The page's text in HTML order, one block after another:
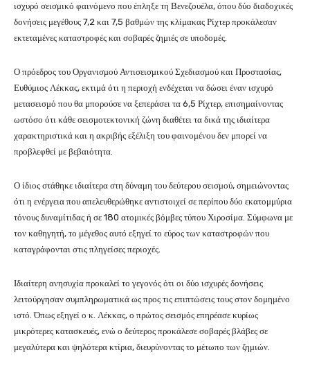
ισχυρό σεισμικό φαινόμενο που έπληξε τη Βενεζουέλα, όπου δύο διαδοχικές
δονήσεις μεγέθους 7,2 και 7,5 βαθμών της κλίμακας Ρίχτερ προκάλεσαν
εκτεταμένες καταστροφές και σοβαρές ζημιές σε υποδομές.
Ο πρόεδρος του Οργανισμού Αντισεισμικού Σχεδιασμού και Προστασίας,
Ευθύμιος Λέκκας, εκτιμά ότι η περιοχή ενδέχεται να δώσει έναν ισχυρό
μετασεισμό που θα μπορούσε να ξεπεράσει τα 6,5 Ρίχτερ, επισημαίνοντας
ωστόσο ότι κάθε σεισμοτεκτονική ζώνη διαθέτει τα δικά της ιδιαίτερα
χαρακτηριστικά και η ακριβής εξέλιξη του φαινομένου δεν μπορεί να
προβλεφθεί με βεβαιότητα.
Ο ίδιος στάθηκε ιδιαίτερα στη δύναμη του δεύτερου σεισμού, σημειώνοντας
ότι η ενέργεια που απελευθερώθηκε αντιστοιχεί σε περίπου δύο εκατομμύρια
τόνους δυναμίτιδας ή σε 180 ατομικές βόμβες τύπου Χιροσίμα. Σύμφωνα με
τον καθηγητή, το μέγεθος αυτό εξηγεί το εύρος των καταστροφών που
καταγράφονται στις πληγείσες περιοχές.
Ιδιαίτερη ανησυχία προκαλεί το γεγονός ότι οι δύο ισχυρές δονήσεις
λειτούργησαν συμπληρωματικά ως προς τις επιπτώσεις τους στον δομημένο
ιστό. Όπως εξηγεί ο κ. Λέκκας, ο πρώτος σεισμός επηρέασε κυρίως
μικρότερες κατασκευές, ενώ ο δεύτερος προκάλεσε σοβαρές βλάβες σε
μεγαλύτερα και ψηλότερα κτίρια, διευρύνοντας το μέτωπο των ζημιών.